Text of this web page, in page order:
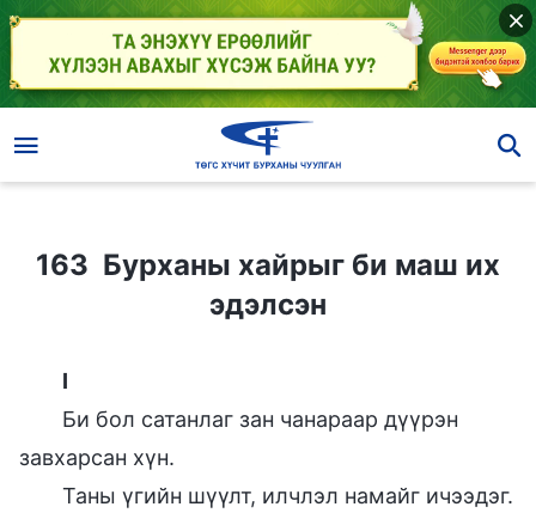
163 Бурханы хайрыг би маш их эдэлсэн
163 Бурханы хайрыг би маш их
эдэлсэн
I
Би бол сатанлаг зан чанараар дүүрэн
завхарсан хүн.
Таны үгийн шүүлт, илчлэл намайг ичээдэг.